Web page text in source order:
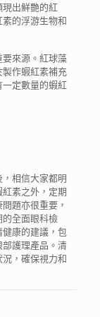
出鮮艷的紅
的浮游生物和
來源。紅球藻
作蝦紅素補充
定數量的蝦紅
，相信大家都明
素之外，定期
題亦很重要，
全面眼科檢
康的建議，包
護理產品。清
，確保視力和